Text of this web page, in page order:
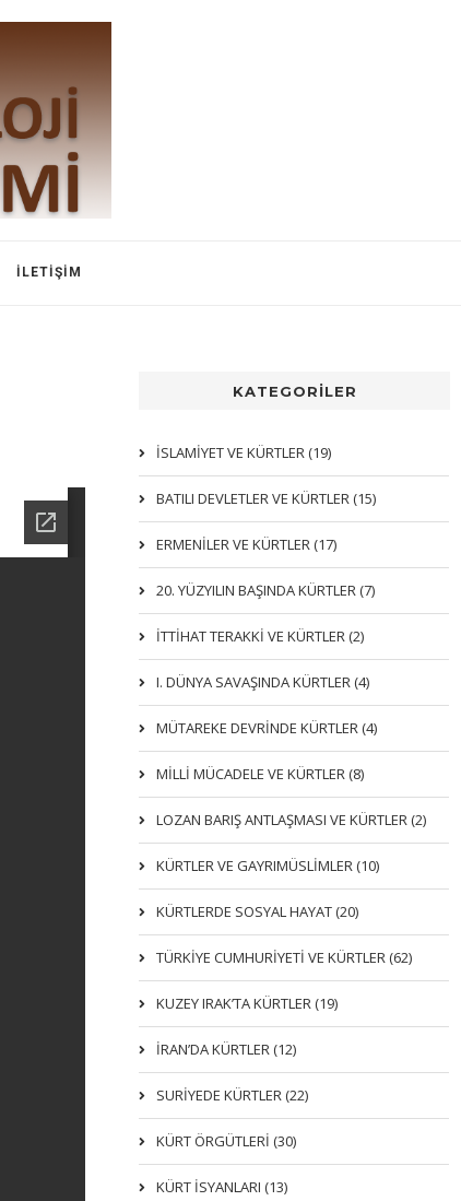
İLETIŞIM
KATEGORİLER
İSLAMIYET VE KÜRTLER (19)
BATILI DEVLETLER VE KÜRTLER (15)
ERMENİLER VE KÜRTLER (17)
20. YÜZYILIN BAŞINDA KÜRTLER (7)
İTTIHAT TERAKKI VE KÜRTLER (2)
I. DÜNYA SAVAŞINDA KÜRTLER (4)
MÜTAREKE DEVRİNDE KÜRTLER (4)
MİLLİ MÜCADELE VE KÜRTLER (8)
LOZAN BARIŞ ANTLAŞMASI VE KÜRTLER (2)
KÜRTLER VE GAYRIMÜSLIMLER (10)
KÜRTLERDE SOSYAL HAYAT (20)
TÜRKİYE CUMHURİYETİ VE KÜRTLER (62)
KUZEY IRAK’TA KÜRTLER (19)
İRAN’DA KÜRTLER (12)
SURİYEDE KÜRTLER (22)
KÜRT ÖRGÜTLERİ (30)
KÜRT İSYANLARI (13)